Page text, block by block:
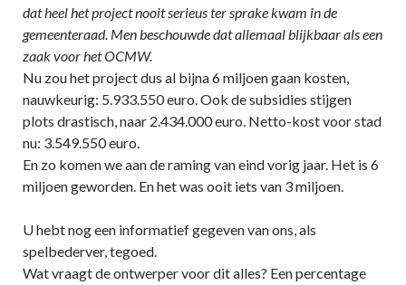
dat heel het project nooit serieus ter sprake kwam in de
gemeenteraad. Men beschouwde dat allemaal blijkbaar als een
zaak voor het OCMW.
Nu zou het project dus al bijna 6 miljoen gaan kosten,
nauwkeurig: 5.933.550 euro. Ook de subsidies stijgen
plots drastisch, naar 2.434.000 euro. Netto-kost voor stad
nu: 3.549.550 euro.
En zo komen we aan de raming van eind vorig jaar. Het is 6
miljoen geworden. En het was ooit iets van 3 miljoen.
U hebt nog een informatief gegeven van ons, als
spelbederver, tegoed.
Wat vraagt de ontwerper voor dit alles? Een percentage